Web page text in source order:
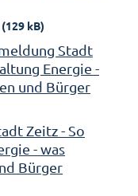
(129 kB)
Stadt
Energie -
und Bürger
Zeitz - So
- was
Bürger